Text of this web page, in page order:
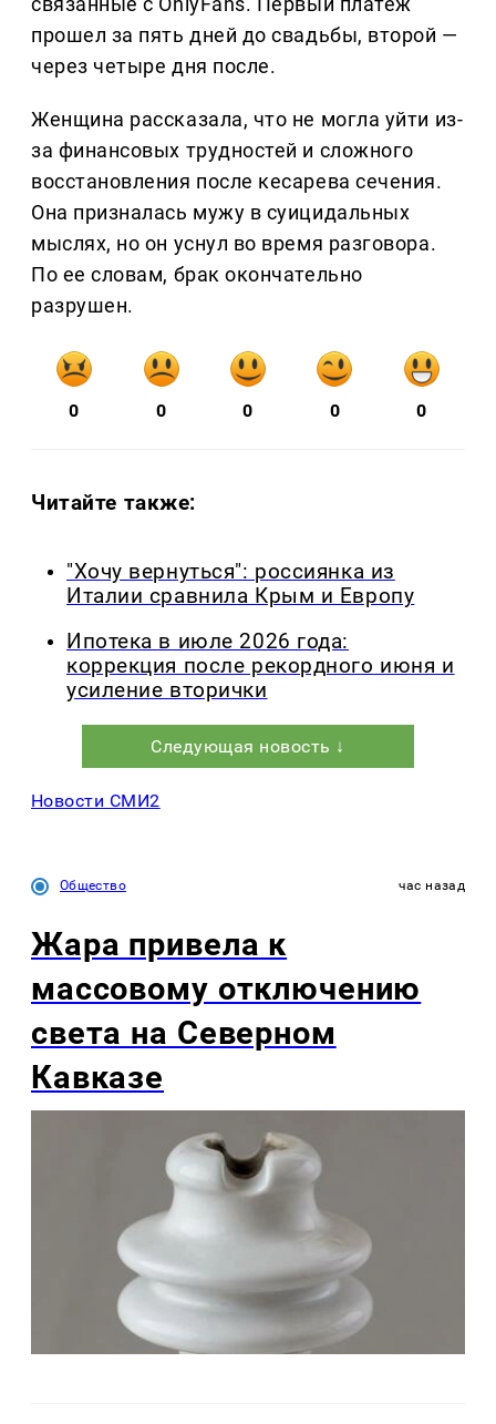
прошел за пять дней до свадьбы, второй —
через четыре дня после.
Женщина рассказала, что не могла уйти из-
за финансовых трудностей и сложного
восстановления после кесарева сечения.
Она призналась мужу в суицидальных
мыслях, но он уснул во время разговора.
По ее словам, брак окончательно
разрушен.
0 0 0 0 0
Читайте также:
"Хочу вернуться": россиянка из
Италии сравнила Крым и Европу
Ипотека в июле 2026 года:
коррекция после рекордного июня и
усиление вторички
Следующая новость ↓
Новости СМИ2
Общество час назад
Жара привела к
массовому отключению
света на Северном
Кавказе